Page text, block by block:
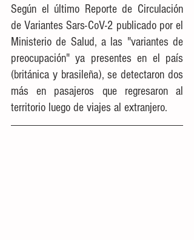
Según el último Reporte de Circulación
de Variantes Sars-CoV-2 publicado por el
Ministerio de Salud, a las "variantes de
preocupación" ya presentes en el país
(británica y brasileña), se detectaron dos
más en pasajeros que regresaron al
territorio luego de viajes al extranjero.